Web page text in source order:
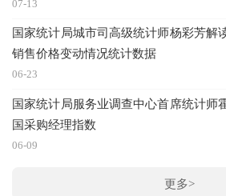
07-13
国家统计局城市司高级统计师杨彩芳解
销售价格变动情况统计数据
06-23
国家统计局服务业调查中心首席统计师
国采购经理指数
06-09
更多>